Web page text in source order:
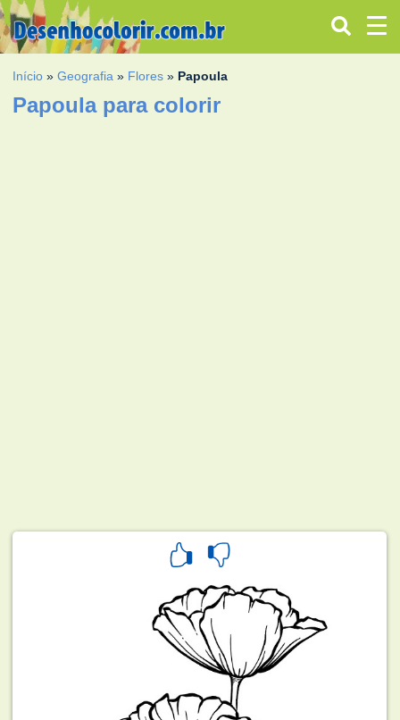
Início »Geografia » Flores » Papoula
Papoula para colorir